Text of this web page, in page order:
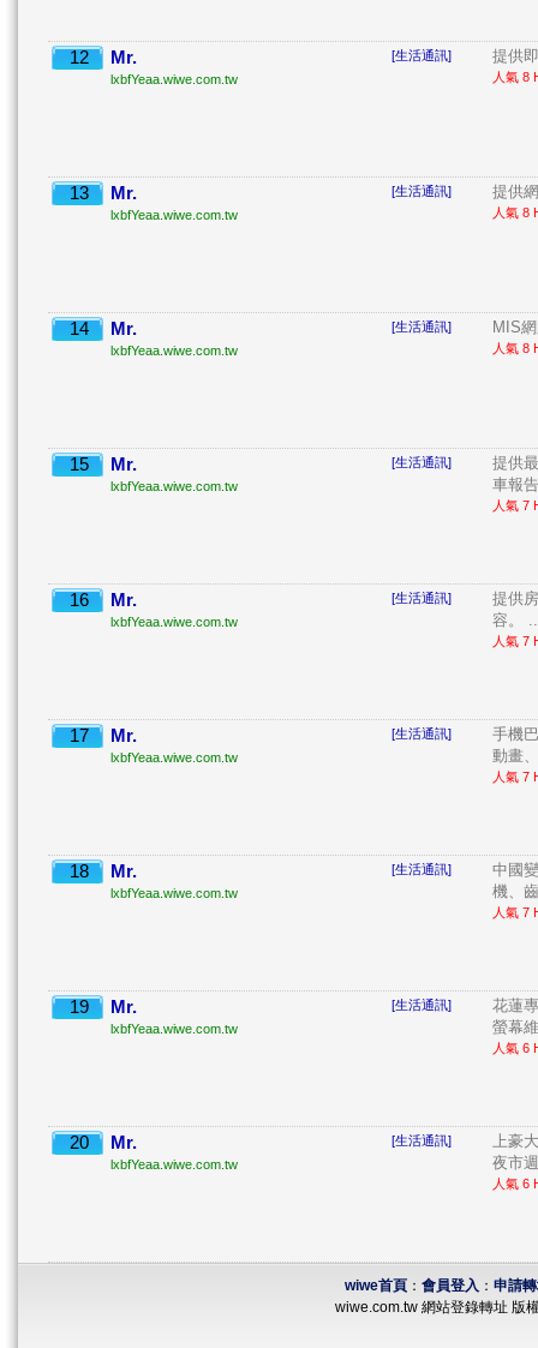
12 Mr.
lxbfYeaa.wiwe.com.tw
[生活通訊] 提供
人氣 8
13 Mr.
lxbfYeaa.wiwe.com.tw
[生活通訊] 提供
人氣 8
14 Mr.
lxbfYeaa.wiwe.com.tw
[生活通訊] MIS
人氣 8
15 Mr.
lxbfYeaa.wiwe.com.tw
[生活通訊]
提供
車報
人氣 7
16 Mr.
lxbfYeaa.wiwe.com.tw
[生活通訊]
提供
容。
人氣 7
17 Mr.
lxbfYeaa.wiwe.com.tw
[生活通訊]
手機
動畫
人氣 7
18 Mr.
lxbfYeaa.wiwe.com.tw
[生活通訊]
中國
機、
人氣 7
19 Mr.
lxbfYeaa.wiwe.com.tw
[生活通訊]
花蓮
螢幕
人氣 6
20 Mr.
lxbfYeaa.wiwe.com.tw
[生活通訊]
上豪
夜市
人氣 6
wiwe首頁： 會員登入 ： 申請
wiwe.com.tw 網站登錄轉址 版